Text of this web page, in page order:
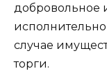
добровольное
случае
торги.